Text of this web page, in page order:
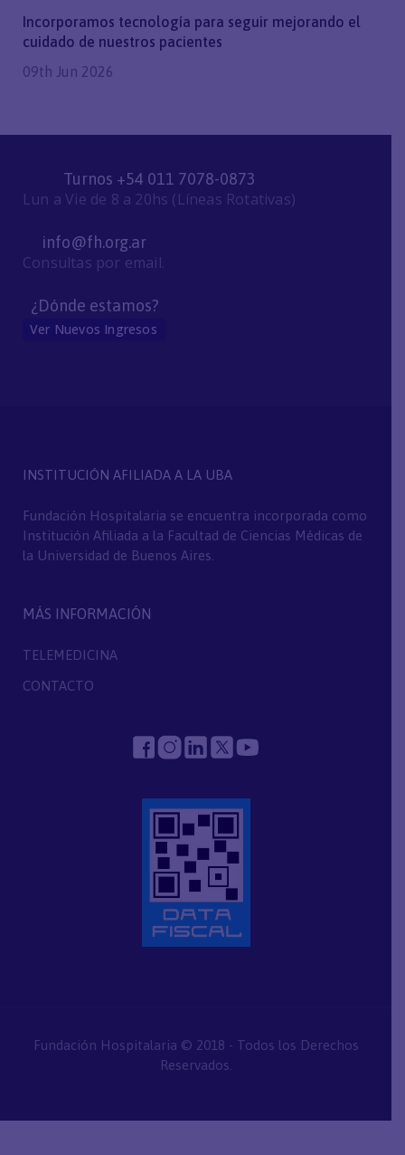
Incorporamos tecnología para seguir mejorando el
cuidado de nuestros pacientes
09th Jun 2026
Turnos +54 011 7078-0873
Lun a Vie de 8 a 20hs (Líneas Rotativas)
info@fh.org.ar
Consultas por email.
¿Dónde estamos?
Ver Nuevos Ingresos
INSTITUCIÓN AFILIADA A LA UBA
Fundación Hospitalaria se encuentra incorporada como
Institución Afiliada a la Facultad de Ciencias Médicas de
la Universidad de Buenos Aires.
MÁS INFORMACIÓN
TELEMEDICINA
CONTACTO
Fundación Hospitalaria © 2018 - Todos los Derechos
Reservados.